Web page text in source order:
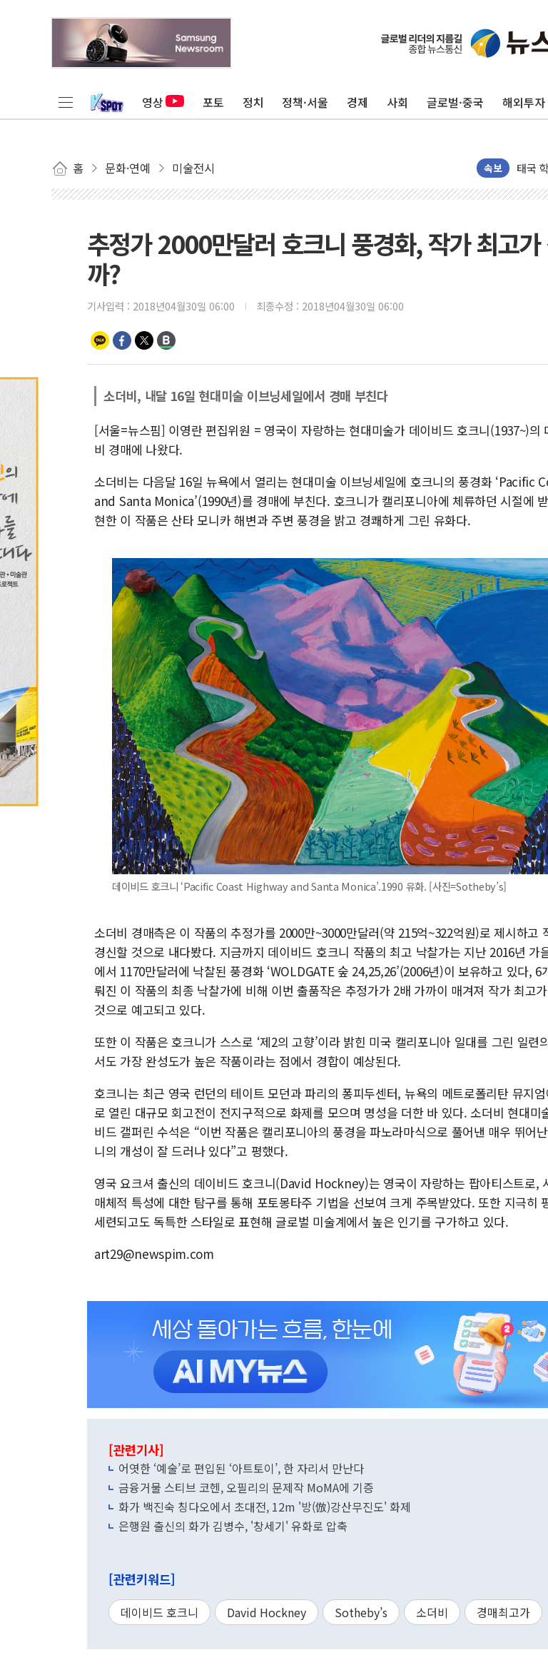
영상 포토 정치 정책·서울 경제 사회 글로벌·중국 해외투자
홈 문화·연예 미술전시 속보
경찰,
포스
40.2
"文정
李대
'변기
프롬
NH
아바
랩지
보로
푸본
교보
1순
컴투
네이
추정가 2000만달러 호크니 풍경화, 작가 최고가
까?
기사입력 : 2018년04월30일 06:00 최종수정 : 2018년04월30일 06:00
소더비, 내달 16일 현대미술 이브닝세일에서 경매 부친다
[서울=뉴스핌] 이영란 편집위원 = 영국이 자랑하는 현대미술가 데이비드 호크니(1937~)의
비 경매에 나왔다.
소더비는 다음달 16일 뉴욕에서 열리는 현대미술 이브닝세일에 호크니의 풍경화 ‘Pacific
and Santa Monica’(1990년)를 경매에 부친다. 호크니가 캘리포니아에 체류하던 시절에
현한 이 작품은 산타 모니카 해변과 주변 풍경을 밝고 경쾌하게 그린 유화다.
데이비드 호크니 ‘Pacific Coast Highway and Santa Monica’.1990 유화. [사진=Sotheby’s]
소더비 경매측은 이 작품의 추정가를 2000만~3000만달러(약 215억~322억원)로 제시하고
경신할 것으로 내다봤다. 지금까지 데이비드 호크니 작품의 최고 낙찰가는 지난 2016년 가
에서 1170만달러에 낙찰된 풍경화 ‘WOLDGATE 숲 24,25,26’(2006년)이 보유하고 있다, 6
뤄진 이 작품의 최종 낙찰가에 비해 이번 출품작은 추정가가 2배 가까이 매겨져 작가 최고
것으로 예고되고 있다.
또한 이 작품은 호크니가 스스로 ‘제2의 고향’이라 밝힌 미국 캘리포니아 일대를 그린 일련
서도 가장 완성도가 높은 작품이라는 점에서 경합이 예상된다.
호크니는 최근 영국 런던의 테이트 모던과 파리의 퐁피두센터, 뉴욕의 메트로폴리탄 뮤지
로 열린 대규모 회고전이 전지구적으로 화제를 모으며 명성을 더한 바 있다. 소더비 현대미
비드 갤퍼린 수석은 “이번 작품은 캘리포니아의 풍경을 파노라마식으로 풀어낸 매우 뛰어
니의 개성이 잘 드러나 있다”고 평했다.
영국 요크셔 출신의 데이비드 호크니(David Hockney)는 영국이 자랑하는 팝아티스트로,
매체적 특성에 대한 탐구를 통해 포토몽타주 기법을 선보여 크게 주목받았다. 또한 지극히
세련되고도 독특한 스타일로 표현해 글로벌 미술계에서 높은 인기를 구가하고 있다.
art29@newspim.com
[관련기사]
어엿한 ‘예술’로 편입된 ‘아트토이’, 한 자리서 만난다
금융거물 스티브 코헨, 오필리의 문제작 MoMA에 기증
화가 백진숙 칭다오에서 초대전, 12m '방(倣)강산무진도' 화제
은행원 출신의 화가 김병수, '창세기' 유화로 압축
[관련키워드]
데이비드 호크니 David Hockney Sotheby’s 소더비 경매최고가